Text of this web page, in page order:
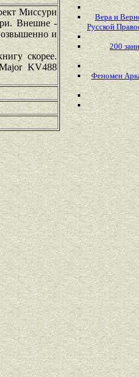
Миссури
Внешне -
и
скорее.
KV488
Вера и
Русской
200
Феномен